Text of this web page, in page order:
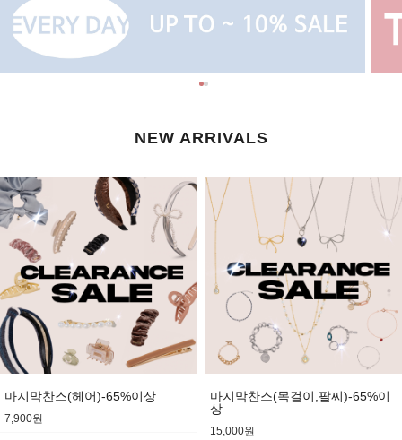
NEW ARRIVALS
마지막찬스(헤어)-65%이상
7,900원
마지막찬스(목걸이,팔찌)-65%이
상
15,000원